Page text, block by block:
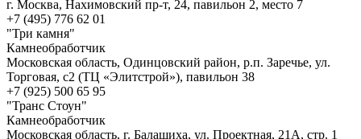
г. Москва, Нахимовский пр-т, 24, павильон 2, место 7
+7 (495) 776 62 01
"Три камня"
Камнеобработчик
Московская область, Одинцовский район, р.п. Заречье, ул.
Торговая, с2 (ТЦ «Элитстрой»), павильон 38
+7 (925) 500 65 95
"Транс Стоун"
Камнеобработчик
Московская область, г. Балашиха, ул. Проектная, 21А, стр. 1